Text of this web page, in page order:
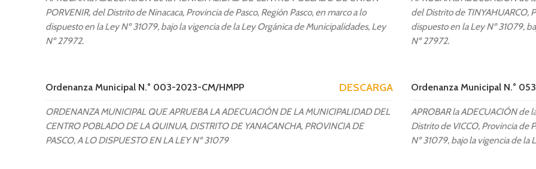
MAPRO (Manual de
TUPA (Texto Unico de
PORVENIR, del Distrito de Ninacaca, Provincia de Pasco, Región Pasco, en marco a lo
dispuesto en la Ley Nº 31079, bajo la vigencia de la Ley Orgánica de Municipalidades, Ley
Nº 27972.
Ordenanza Municipal N.° 003-2023-CM/HMPP DESCARGA
ORDENANZA MUNICIPAL QUE APRUEBA LA ADECUACIÓN DE LA MUNICIPALIDAD DEL
CENTRO POBLADO DE LA QUINUA, DISTRITO DE YANACANCHA, PROVINCIA DE
PASCO, A LO DISPUESTO EN LA LEY Nº 31079
del Distrito de TINYAHUARCO,
dispuesto en la Ley Nº 31079,
Nº 27972.
Ordenanza Municipal N.°
APROBAR la ADECUACIÓN de
Distrito de VICCO, Provincia de
Nº 31079, bajo la vigencia de la